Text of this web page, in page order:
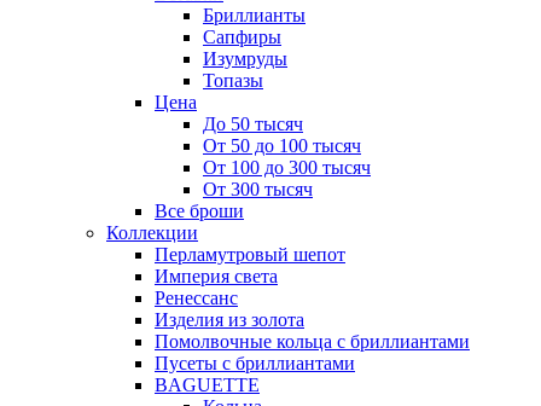
Бриллианты
Сапфиры
Изумруды
Топазы
Цена
До 50 тысяч
От 50 до 100 тысяч
От 100 до 300 тысяч
От 300 тысяч
Все броши
Коллекции
Перламутровый шепот
Империя света
Ренессанс
Изделия из золота
Помолвочные кольца с бриллиантами
Пусеты с бриллиантами
BAGUETTE